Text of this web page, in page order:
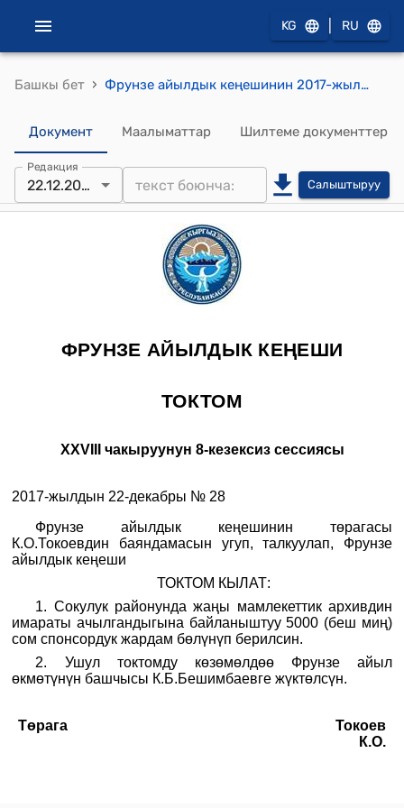
KG RU
Башкы бет › Фрунзе айылдык кеңешинин 2017-жылдын 22-декабрындагы № 28 "Фрунзе айылдык кеңешинин төрагасы К.О.Токоевдин баяндамасын угуу жөнүндө" токтому
Документ Маалыматтар Шилтеме документтер
Редакция
22.12.2017 Салыштыруу